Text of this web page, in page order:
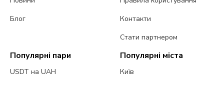
Блог
Контакти
Стати партнером
Популярні пари
USDT на UAH
Популярні міста
Київ